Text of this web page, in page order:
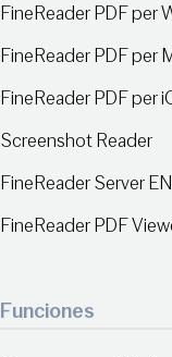
FineReader PDF per
FineReader PDF per
FineReader PDF per
Screenshot Reader
FineReader Server
FineReader PDF
Funciones